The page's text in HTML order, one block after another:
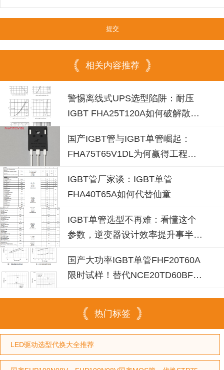
相关内容推荐
警惕离线式UPS选型陷阱：耐压
IGBT FHA25T120A如何破解散热
国产IGBT管与IGBT单管崛起：
FHA75T65V1DL为何赢得工程师
IGBT管厂家谈：IGBT单管
FHA40T65A如何代替仙童
IGBT单管选型不再难：看懂这个
参数，逆变器设计效率提升事半功
国产大功率IGBT单管FHF20T60A
限时试样！替代NCE20TD60BF省
热门标签
LED驱动选型代换大全推荐